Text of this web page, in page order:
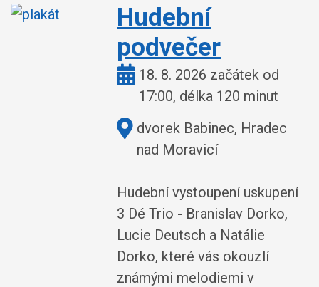
Hudební
podvečer
Kdy:18. 8. 2026 začátek od
17:00, délka 120 minut
Kde:dvorek Babinec, Hradec
nad Moravicí
Hudební vystoupení uskupení
3 Dé Trio - Branislav Dorko,
Lucie Deutsch a Natálie
Dorko, které vás okouzlí
známými melodiemi v